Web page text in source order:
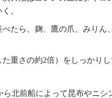
。
べたら、麹、鷹の爪、みりん
重さの約2倍）をしっかり
北前船によって昆布やニシ